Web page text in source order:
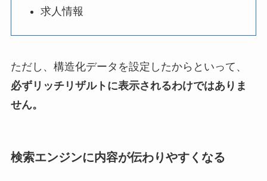
求人情報
ただし、構造化データを設定したからといって、
必ずリッチリザルトに表示されるわけではありま
せん。
検索エンジンに内容が伝わりやすくなる